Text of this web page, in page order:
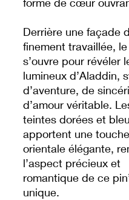
forme de cœur
Derrière une façade
finement travaillée,
s’ouvre pour révéler
lumineux d’Aladdin,
d’aventure, de
d’amour véritable.
teintes dorées et
apportent une touche
orientale élégante,
l’aspect précieux et
romantique de ce
unique.